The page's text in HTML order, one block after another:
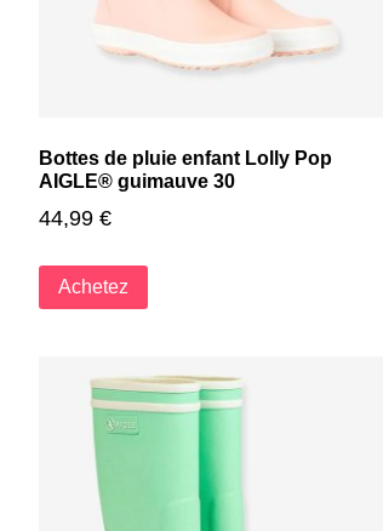
Bottes de pluie enfant Lolly Pop
AIGLE® guimauve 30
44,99 €
Achetez